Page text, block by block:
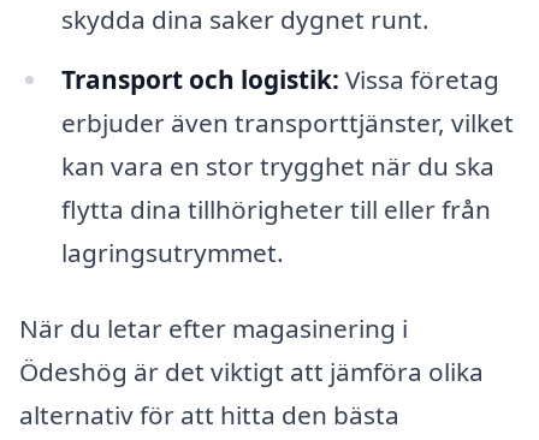
skydda dina saker dygnet runt.
Transport och logistik: Vissa företag
erbjuder även transporttjänster, vilket
kan vara en stor trygghet när du ska
flytta dina tillhörigheter till eller från
lagringsutrymmet.
När du letar efter magasinering i
Ödeshög är det viktigt att jämföra olika
alternativ för att hitta den bästa